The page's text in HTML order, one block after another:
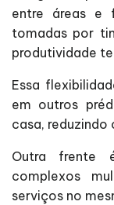
entre áreas e
tomadas por
produtividade
Essa
em outros
casa,
Outra frente
complexos
serviços no